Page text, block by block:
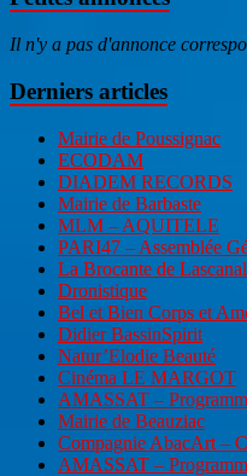
Il n'y a pas d'annonce
Derniers articles
Mairie de Poussignac
ECODAM
DIADEM RECORDS
Mairie de Barbaste
MLM – AQUITELE
PARI47 – Assemblée
La Brocante de
Dronistique
Bel et Bien Corps et
Didier BassinSpirit
Natur’Elodie Beauté
Cinéma LE MARGOT
AMASSAT –
Mairie de Beauziac
Compagnie AbacArt –
AMASSAT –